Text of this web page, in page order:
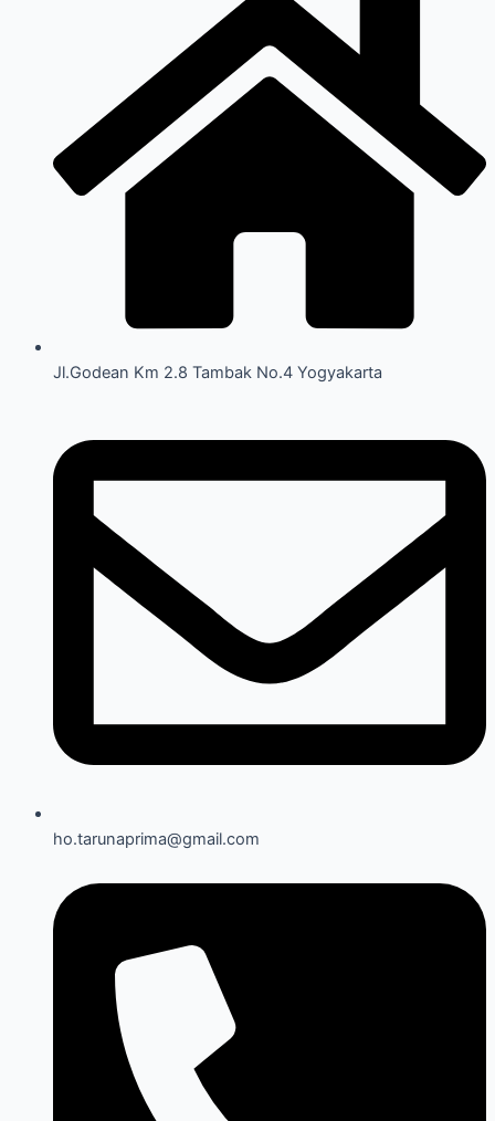
Jl.Godean Km 2.8 Tambak No.4 Yogyakarta
ho.tarunaprima@gmail.com